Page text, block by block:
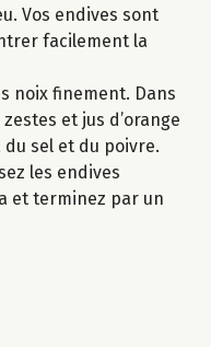
Vos endives sont
facilement la
noix finement. Dans
et jus d’orange
du sel et du poivre.
les endives
et terminez par un